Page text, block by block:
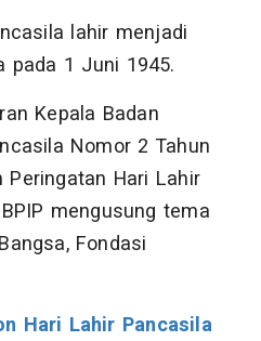
lahir menjadi
pada 1 Juni 1945.
Kepala Badan
Nomor 2 Tahun
Hari Lahir
mengusung tema
Fondasi
Hari Lahir Pancasila